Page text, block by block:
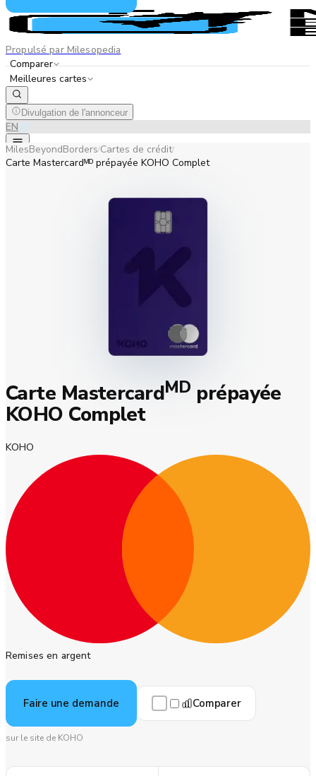
Propulsé par Milesopedia
Comparer
Meilleures cartes
Divulgation de l'annonceur
ENFR
MilesBeyondBorders/Cartes de crédit/
Carte Mastercardᴹᴰ prépayée KOHO Complet
Carte MastercardMD prépayée
KOHO Complet
KOHO
Remises en argent
Faire une demande Comparer
sur le site de KOHO